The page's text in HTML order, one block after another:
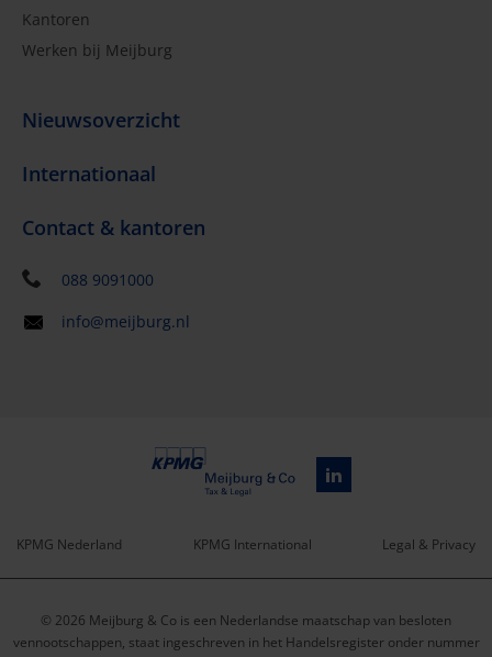
Kantoren
Werken bij Meijburg
Nieuwsoverzicht
Internationaal
Contact & kantoren
088 9091000
info@meijburg.nl
Service
KPMG Nederland KPMG International Legal & Privacy
© 2026 Meijburg & Co is een Nederlandse maatschap van besloten
vennootschappen, staat ingeschreven in het Handelsregister onder nummer